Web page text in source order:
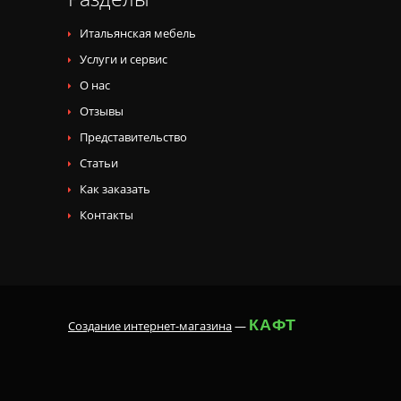
Итальянская мебель
Услуги и сервис
О нас
Отзывы
Представительство
Статьи
Как заказать
Контакты
Создание интернет-магазина— КАФТ